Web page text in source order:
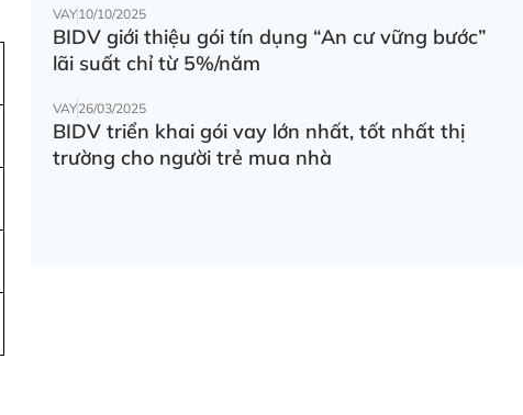
VAY10/10/2025
BIDV giới thiệu gói tín dụng “An cư vững bước”
lãi suất chỉ từ 5%/năm
VAY26/03/2025
BIDV triển khai gói vay lớn nhất, tốt nhất thị
trường cho người trẻ mua nhà